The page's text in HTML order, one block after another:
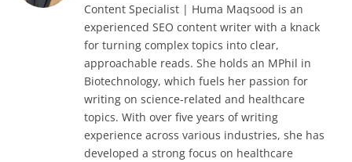
Content Specialist | Huma Maqsood is an
experienced SEO content writer with a knack
for turning complex topics into clear,
approachable reads. She holds an MPhil in
Biotechnology, which fuels her passion for
writing on science-related and healthcare
topics. With over five years of writing
experience across various industries, she has
developed a strong focus on healthcare